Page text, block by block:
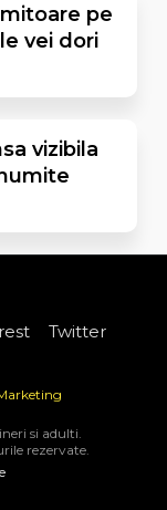
pe
vei dori
vizibila
Twitter
si adulti.
rezervate.